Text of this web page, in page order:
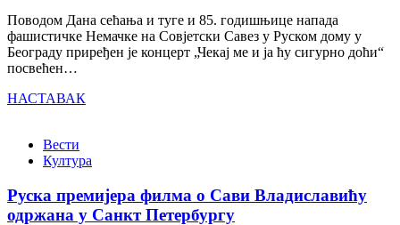
Поводом Дана сећања и туге и 85. годишњице напада
фашистичке Немачке на Совјетски Савез у Руском дому у
Београду приређен је концерт „Чекај ме и ја ћу сигурно доћи“
посвећен…
НАСТАВАК
Вести
Култура
Руска премијера филма о Сави Владиславићу
одржана у Санкт Петербургу